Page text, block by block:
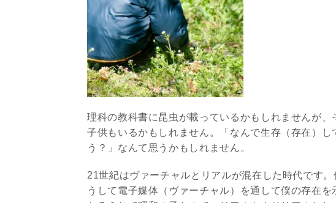
理科の教科書に昆虫が載っているかもしれませんが
子供もいるかもしれません。「なんで生存（存在）
う？」なんて思うかもしれません。
21世紀はヴァーチャルとリアルが混在した時代です
うして電子媒体（ヴァーチャル）を通して僕の存在